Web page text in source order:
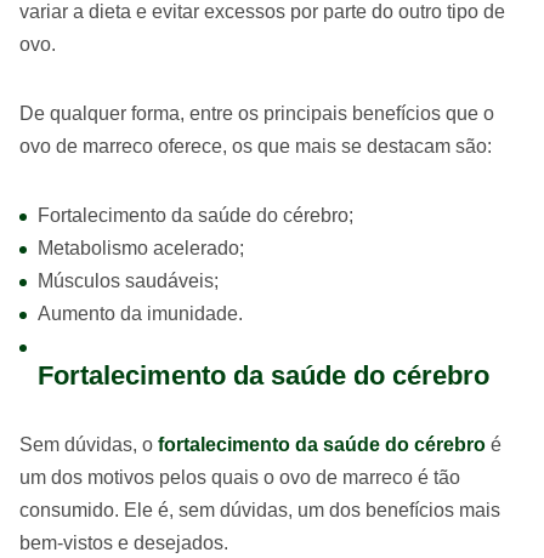
variar a dieta e evitar excessos por parte do outro tipo de
ovo.
De qualquer forma, entre os principais benefícios que o
ovo de marreco oferece, os que mais se destacam são:
Fortalecimento da saúde do cérebro;
Metabolismo acelerado;
Músculos saudáveis;
Aumento da imunidade.
Fortalecimento da saúde do cérebro
Sem dúvidas, o fortalecimento da saúde do cérebro é
um dos motivos pelos quais o ovo de marreco é tão
consumido. Ele é, sem dúvidas, um dos benefícios mais
bem-vistos e desejados.